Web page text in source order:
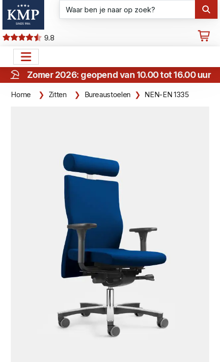
9.8
Zomer 2026: geopend van 10.00 tot 16.00 uur
Home Zitten Bureaustoelen NEN-EN 1335